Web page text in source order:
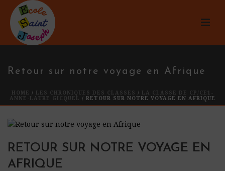
Retour sur notre voyage en Afrique
HOME / LES CHRONIQUES DES CLASSES /
LA CLASSE DE CP/CE1-
ANNE-LAURE GICQUEL
/ RETOUR SUR NOTRE VOYAGE EN AFRIQUE
RETOUR SUR NOTRE VOYAGE EN
AFRIQUE